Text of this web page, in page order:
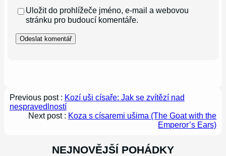
Uložit do prohlížeče jméno, e-mail a webovou
stránku pro budoucí komentáře.
Previous post : Kozí uši císaře: Jak se zvítězí nad
nespravedlností
Next post : Koza s císaremi ušima (The Goat with the
Emperor’s Ears)
NEJNOVĚJŠÍ POHÁDKY